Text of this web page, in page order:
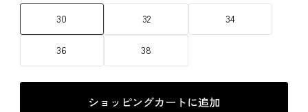
30 32 34
36 38
ショッピングカートに追加